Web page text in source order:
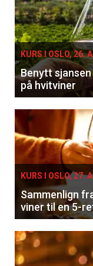
KURS I OSLO, 26.
Benytt
på hvitviner
KURS I OSLO, 27.
Sammenlign
viner til en 5-